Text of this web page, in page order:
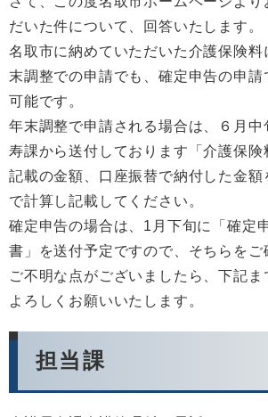
だいた件について、回答いたします。
名取市に納めていただいた介護保険料
末調整での申請でも、確定申告の申請
可能です。
年末調整で申請される場合は、６月中
寿課から送付しております「介護保険
記載の金額、口座振替で納付した金額
で計算し記載してください。
確定申告の場合は、1月下旬に「確定
書」を送付予定ですので、そちらをご
ご不明な点がございましたら、下記ま
よろしくお願いいたします。​
担当課​